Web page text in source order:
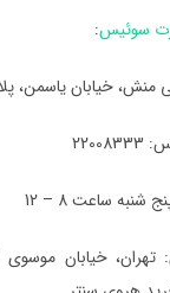
سوئیس:
منش، خیابان یاسمن،
ساعت 8 – 12
خیابان موسوی